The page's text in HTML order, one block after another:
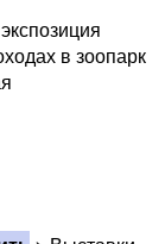
в зоопарк